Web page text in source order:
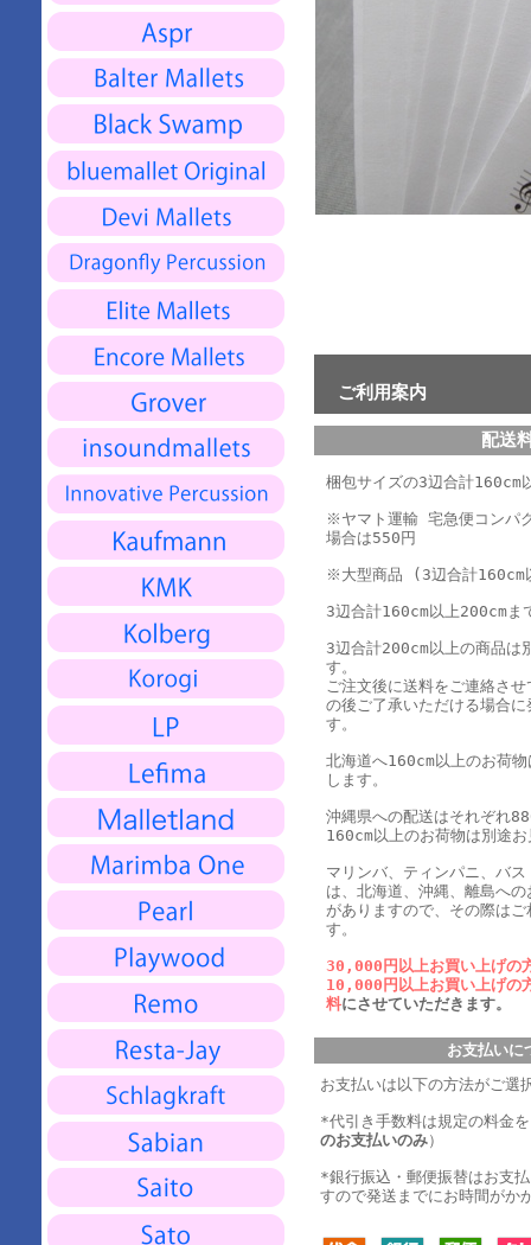
ご利用案内
配送
梱包サイズの3辺合計
※ヤマト運輸 宅急便コンパ
場合は550円
※大型商品 (3辺合計160cm
3辺合計160cm以上200cm
3辺合計200cm以上の商品は
す。
ご注文後に送料をご連絡さ
の後ご了承いただける場合
す。
北海道へ160cm以上のお荷
します。
沖縄県への配送はそれぞれ
160cm以上のお荷物は別途
マリンバ、ティンパニ、バ
は、北海道、沖縄、離島へ
がありますので、その際は
す。
30,000円以上お買い上げの
10,000円以上お買い上げの
料にさせていただきます。
お支払いに
お支払いは以下の方法がご選
*代引き手数料は規定の料金
のお支払いのみ）
*銀行振込・郵便振替はお支
すので発送までにお時間がか